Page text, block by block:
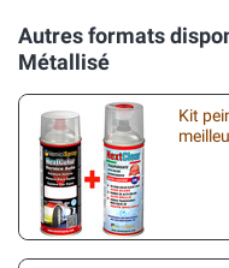
Autres formats
Métallisé
Kit